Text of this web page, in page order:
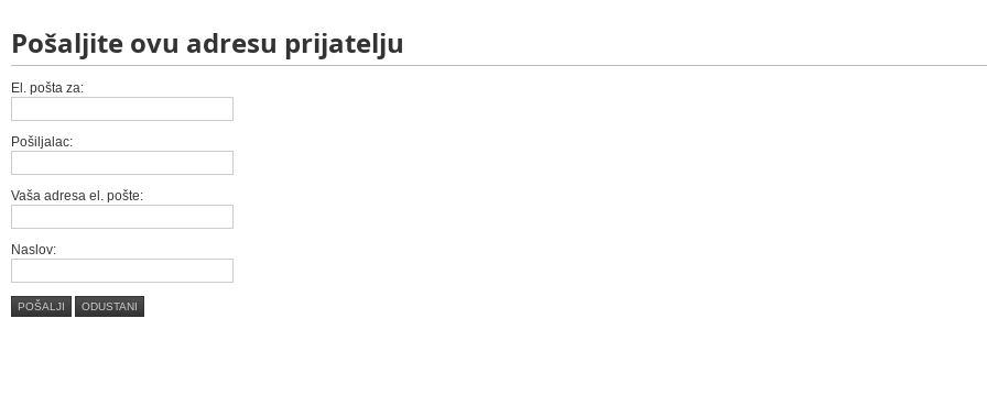
Pošaljite ovu adresu prijatelju
El. pošta za:
Pošiljalac:
Vaša adresa el. pošte:
Naslov:
POŠALJI ODUSTANI